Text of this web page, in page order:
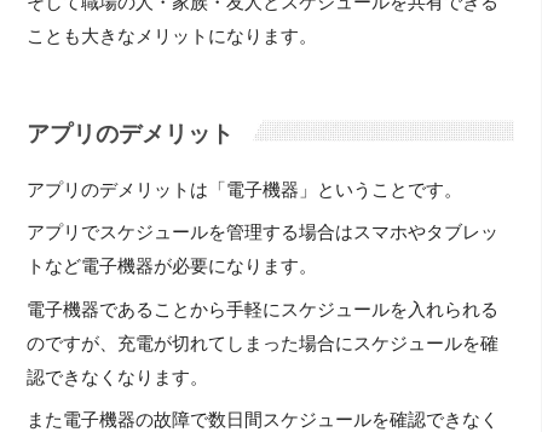
ことも大きなメリットになります。
アプリのデメリット
アプリのデメリットは「電子機器」ということです。
アプリでスケジュールを管理する場合はスマホやタブレッ
トなど電子機器が必要になります。
電子機器であることから手軽にスケジュールを入れられる
のですが、充電が切れてしまった場合にスケジュールを確
認できなくなります。
また電子機器の故障で数日間スケジュールを確認できなく